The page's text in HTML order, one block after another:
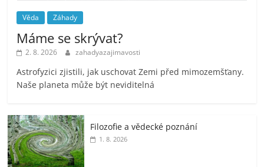
Věda Záhady
Máme se skrývat?
2. 8. 2026 zahadyazajimavosti
Astrofyzici zjistili, jak uschovat Zemi před mimozemšťany.
Naše planeta může být neviditelná
Filozofie a vědecké poznání
1. 8. 2026